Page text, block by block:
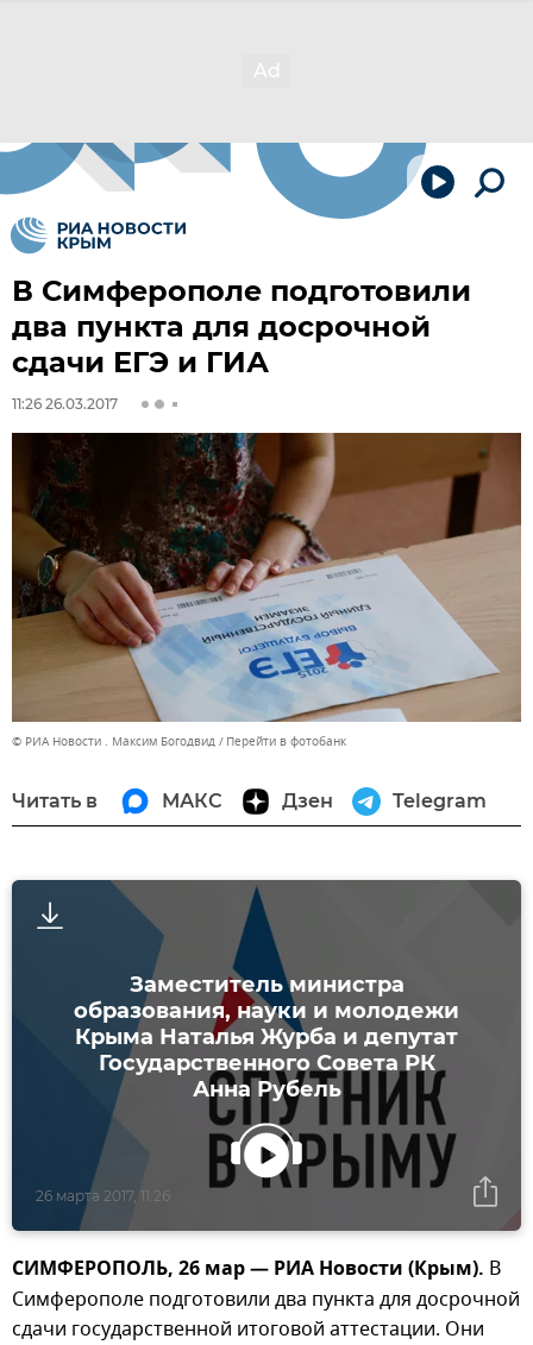
В Симферополе подготовили
два пункта для досрочной
сдачи ЕГЭ и ГИА
11:26 26.03.2017
© РИА Новости . Максим Богодвид Перейти в фотобанк
Читать в МАКС Дзен Telegram
Заместитель министра
образования, науки и молодежи
Крыма Наталья Журба и депутат
Государственного Совета РК
Анна Рубель
26 марта 2017, 11:26
СИМФЕРОПОЛЬ, 26 мар — РИА Новости (Крым). В
Симферополе подготовили два пункта для досрочной
сдачи государственной итоговой аттестации. Они